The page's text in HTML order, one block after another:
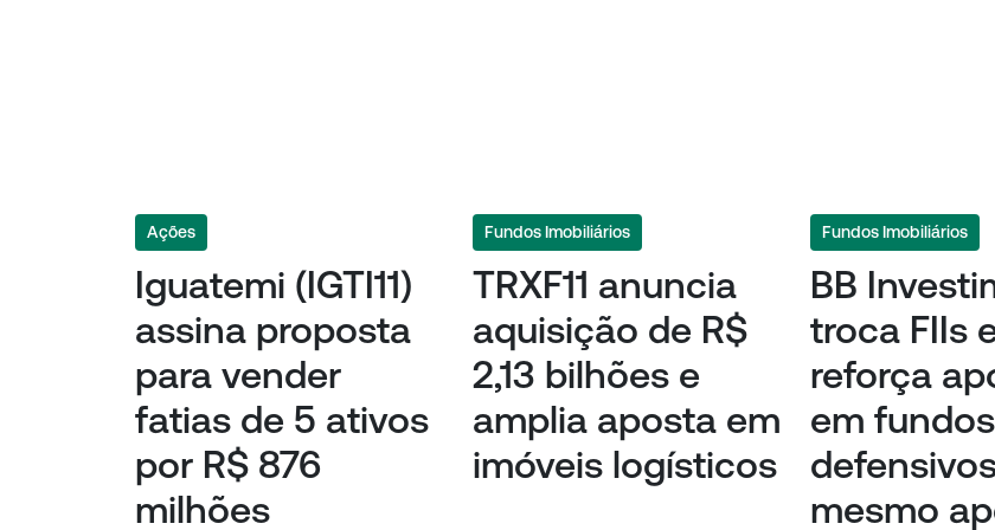
Ações
Iguatemi (IGTI11)
assina proposta
para vender
fatias de 5 ativos
por R$ 876
milhões
Fundos Imobiliários
TRXF11 anuncia
aquisição de R$
2,13 bilhões e
amplia aposta em
imóveis logísticos
Fundos Imobiliários
BB
troca FIIs
reforça
em fundos
mesmo